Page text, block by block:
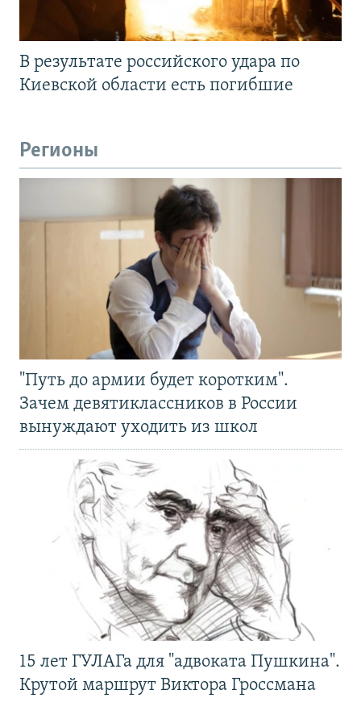
В результате российского удара по
Киевской области есть погибшие
Регионы
"Путь до армии будет коротким".
Зачем девятиклассников в России
вынуждают уходить из школ
15 лет ГУЛАГа для "адвоката Пушкина".
Крутой маршрут Виктора Гроссмана